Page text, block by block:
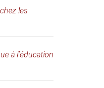
les
à l’éducation